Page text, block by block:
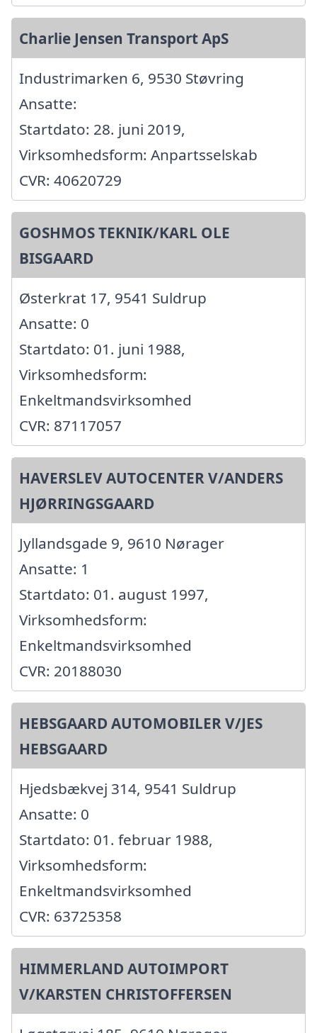
Charlie Jensen Transport ApS
Industrimarken 6, 9530 Støvring
Ansatte:
Startdato: 28. juni 2019,
Virksomhedsform: Anpartsselskab
CVR: 40620729
GOSHMOS TEKNIK/KARL OLE
BISGAARD
Østerkrat 17, 9541 Suldrup
Ansatte: 0
Startdato: 01. juni 1988,
Virksomhedsform:
Enkeltmandsvirksomhed
CVR: 87117057
HAVERSLEV AUTOCENTER V/ANDERS
HJØRRINGSGAARD
Jyllandsgade 9, 9610 Nørager
Ansatte: 1
Startdato: 01. august 1997,
Virksomhedsform:
Enkeltmandsvirksomhed
CVR: 20188030
HEBSGAARD AUTOMOBILER V/JES
HEBSGAARD
Hjedsbækvej 314, 9541 Suldrup
Ansatte: 0
Startdato: 01. februar 1988,
Virksomhedsform:
Enkeltmandsvirksomhed
CVR: 63725358
HIMMERLAND AUTOIMPORT
V/KARSTEN CHRISTOFFERSEN